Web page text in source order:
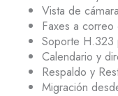
Vista de
Faxes a
Soporte H.323
Calendario y
Respaldo y
Migración